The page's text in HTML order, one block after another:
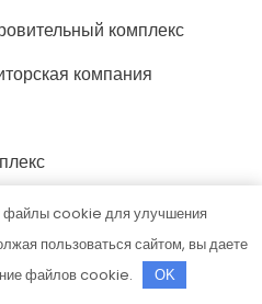
комплекс
компания
замены
баня
файлы cookie для улучшения
пользоваться сайтом, вы даете
файлов cookie.
OK